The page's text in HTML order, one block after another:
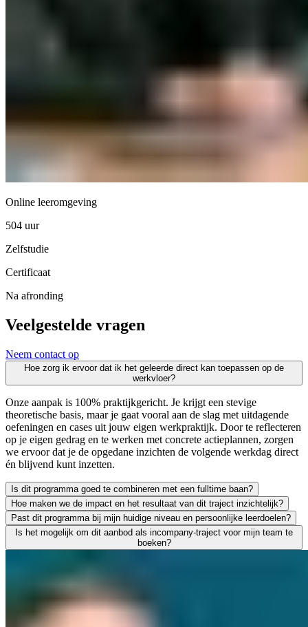
Online leeromgeving
504 uur
Zelfstudie
Certificaat
Na afronding
Veelgestelde vragen
Neem contact op
Hoe zorg ik ervoor dat ik het geleerde direct kan toepassen op de
werkvloer?
Onze aanpak is 100% praktijkgericht. Je krijgt een stevige
theoretische basis, maar je gaat vooral aan de slag met uitdagende
oefeningen en cases uit jouw eigen werkpraktijk. Door te reflecteren
op je eigen gedrag en te werken met concrete actieplannen, zorgen
we ervoor dat je de opgedane inzichten de volgende werkdag direct
én blijvend kunt inzetten.
Is dit programma goed te combineren met een fulltime baan?
Zeker. We leiden uitsluitend werkende professionals op en weten
Hoe maken we de impact en het resultaat van dit traject inzichtelijk?
Leren moet leiden tot merkbaar resultaat; voor jezelf én voor je
Past dit programma bij mijn huidige niveau en persoonlijke leerdoelen?
We vinden het essentieel dat je een traject kiest dat écht bij je past
Is het mogelijk om dit aanbod als incompany-traject voor mijn team te
boeken?
Absoluut. Vrijwel al onze trainingen en opleidingen kunnen we